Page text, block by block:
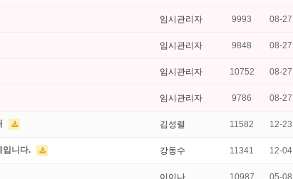
임시관리자 9993 08-27
임시관리자 9848 08-27
임시관리자 10752 08-27
임시관리자 9786 08-27
김성렬 11582 12-23
입니다. 강동수 11341 12-04
이이나 10987 05-08